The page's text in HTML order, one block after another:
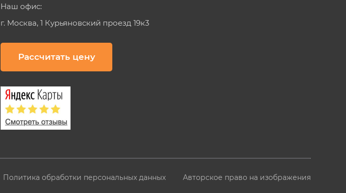
Наш офис:
г. Москва, 1 Курьяновский проезд 19к3
Рассчитать цену
Политика обработки персональных данных Авторское право на изображения